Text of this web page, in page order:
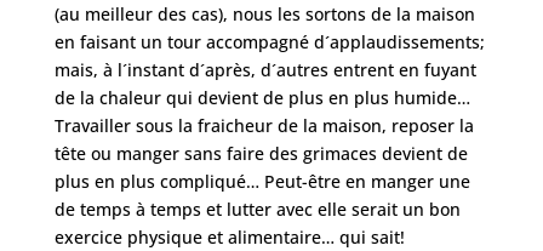
(au meilleur des cas), nous les sortons de la maison
en faisant un tour accompagné d´applaudissements;
mais, à l´instant d´après, d´autres entrent en fuyant
de la chaleur qui devient de plus en plus humide…
Travailler sous la fraicheur de la maison, reposer la
tête ou manger sans faire des grimaces devient de
plus en plus compliqué… Peut-être en manger une
de temps à temps et lutter avec elle serait un bon
exercice physique et alimentaire… qui sait!